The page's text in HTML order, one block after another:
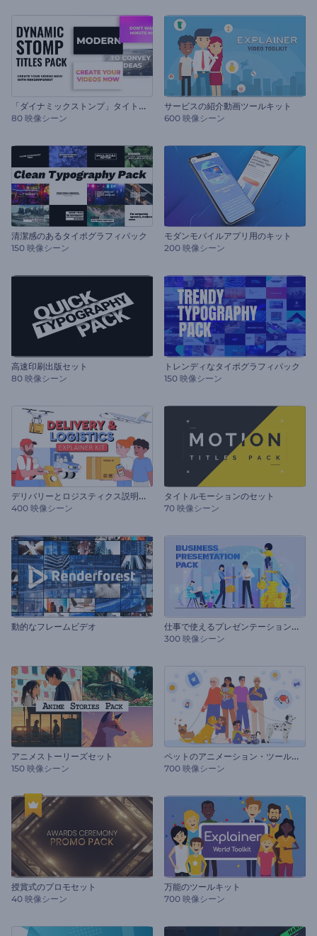
「
ダイナミックストンプ」タイトル・セット
80 映像シーン
サービスの紹介動画ツールキット
600 映像シーン
清潔感のあるタイポグラフィパック
150 映像シーン
モダンモバイルアプリ用のキット
200 映像シーン
高速印刷出版セット
80 映像シーン
トレンディなタイポグラフィパック
150 映像シーン
デ
リバリーとロジスティクス説明セット
400 映像シーン
タイトルモーションのセット
70 映像シーン
動的なフレームビデオ 仕
事で使えるプレゼンテーション用セット
300 映像シーン
アニメストーリーズセット
150 映像シーン
ペ
ットのアニメーション・ツールキット
700 映像シーン
授賞式のプロモセット
40 映像シーン
万能のツールキット
700 映像シーン